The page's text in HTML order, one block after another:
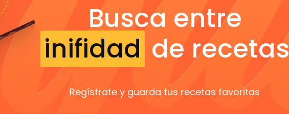
Busca entre
inifidad de recetas
Regístrate y guarda tus recetas favoritas